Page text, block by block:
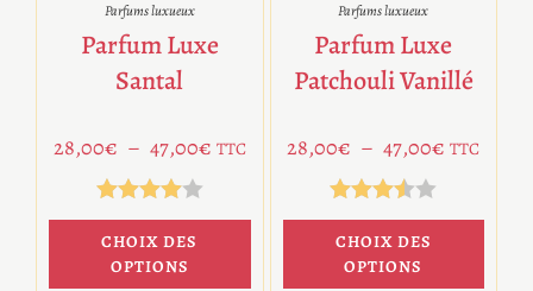
Parfums luxueux
Parfum Luxe
Santal
28,00€ – 47,00€ TTC
Note4.00
sur 5
CHOIX DES
OPTIONS
Parfums luxueux
Parfum Luxe
Patchouli Vanillé
28,00€ – 47,00€ TTC
Note
3.50
CHOIX DES
OPTIONS